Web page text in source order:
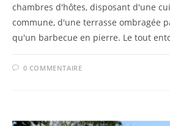
chambres d'hôtes, disposant d'une
commune, d'une terrasse ombragée
qu'un barbecue en pierre. Le tout
0 COMMENTAIRE